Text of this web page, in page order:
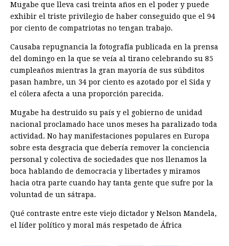
Mugabe que lleva casi treinta años en el poder y puede
exhibir el triste privilegio de haber conseguido que el 94
por ciento de compatriotas no tengan trabajo.
Causaba repugnancia la fotografía publicada en la prensa
del domingo en la que se veía al tirano celebrando su 85
cumpleaños mientras la gran mayoría de sus súbditos
pasan hambre, un 34 por ciento es azotado por el Sida y
el cólera afecta a una proporción parecida.
Mugabe ha destruido su país y el gobierno de unidad
nacional proclamado hace unos meses ha paralizado toda
actividad. No hay manifestaciones populares en Europa
sobre esta desgracia que debería remover la conciencia
personal y colectiva de sociedades que nos llenamos la
boca hablando de democracia y libertades y miramos
hacia otra parte cuando hay tanta gente que sufre por la
voluntad de un sátrapa.
Qué contraste entre este viejo dictador y Nelson Mandela,
el líder político y moral más respetado de África